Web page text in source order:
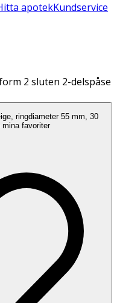
apotekKundservice
2 sluten 2-delspåse
ringdiameter 55 mm, 30
favoriter